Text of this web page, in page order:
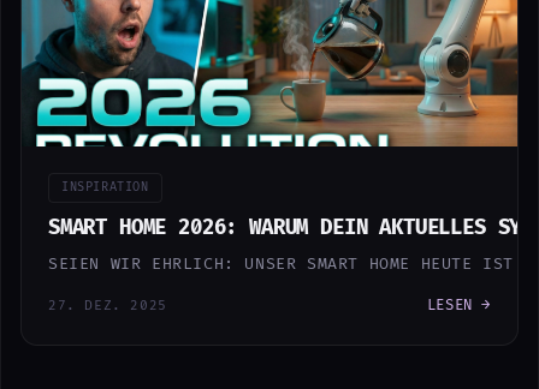
INSPIRATION
SMART HOME 2026: WARUM DEIN AKTUELLES
SEIEN WIR EHRLICH: UNSER SMART HOME HEUTE IST
27. DEZ. 2025 LESEN →